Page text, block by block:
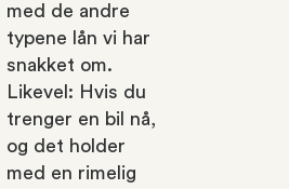
med de andre
typene lån vi har
snakket om.
Likevel: Hvis du
trenger en bil nå,
og det holder
med en rimelig